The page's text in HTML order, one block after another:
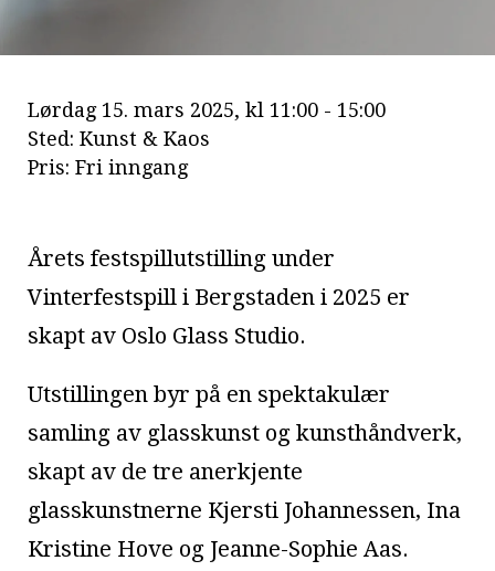
Lørdag 15. mars 2025, kl 11:00 - 15:00
Sted: Kunst & Kaos
Pris: Fri inngang
Årets festspillutstilling under
Vinterfestspill i Bergstaden i 2025 er
skapt av Oslo Glass Studio.
Utstillingen byr på en spektakulær
samling av glasskunst og kunsthåndverk,
skapt av de tre anerkjente
glasskunstnerne Kjersti Johannessen, Ina
Kristine Hove og Jeanne-Sophie Aas.